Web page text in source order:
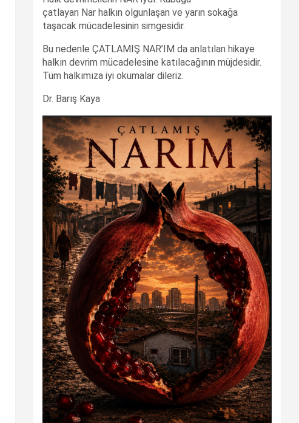
çatlayan Nar halkın olgunlaşan ve yarın sokağa
taşacak mücadelesinin simgesidir.
Bu nedenle ÇATLAMIŞ NAR’IM da anlatılan hikaye
halkın devrim mücadelesine katılacağının müjdesidir.
Tüm halkımıza iyi okumalar dileriz.
Dr. Barış Kaya